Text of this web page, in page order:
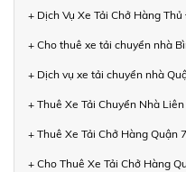
+ Dịch Vụ Xe Tải Chở Hàng
+ Cho thuê xe tải chuyển nhà
+ Dịch vụ xe tải chuyển nhà
+ Thuê Xe Tải Chuyển Nhà
+ Thuê Xe Tải Chở Hàng Quận
+ Cho Thuê Xe Tải Chở Hàng